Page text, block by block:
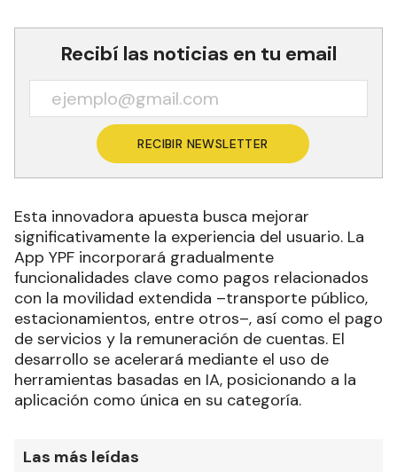
Recibí las noticias en tu email
RECIBIR NEWSLETTER
Esta innovadora apuesta busca mejorar
significativamente la experiencia del usuario. La
App YPF incorporará gradualmente
funcionalidades clave como pagos relacionados
con la movilidad extendida –transporte público,
estacionamientos, entre otros–, así como el pago
de servicios y la remuneración de cuentas. El
desarrollo se acelerará mediante el uso de
herramientas basadas en IA, posicionando a la
aplicación como única en su categoría.
Las más leídas